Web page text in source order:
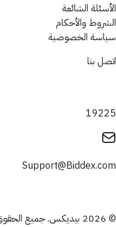
الأسئلة الشائعة
الشروط والأحكام
سياسة الخصوصية
اتصل بنا
19225
Support@Biddex.com
© 2026 بيديكس. جميع الحقوق محفوظة